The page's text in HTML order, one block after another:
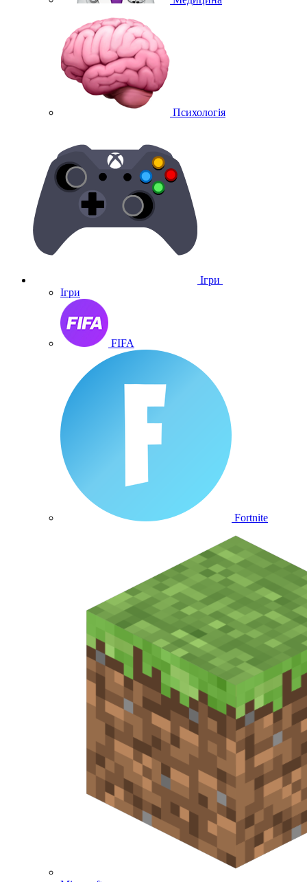
Психологія
Ігри
Ігри
FIFA
Fortnite